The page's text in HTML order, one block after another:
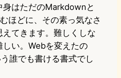
身はただのMarkdownと
ほどに、その素っ気なさ
てきます。難しくしな
い。Webを変えたの
誰でも書ける書式でし